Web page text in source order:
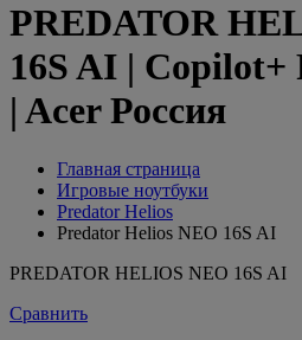
PREDATOR
16S AI | Copilot+
| Acer Россия
Главная страница
Игровые ноутбуки
Predator Helios
Predator Helios NEO 16S AI
PREDATOR HELIOS NEO 16S AI
Сравнить